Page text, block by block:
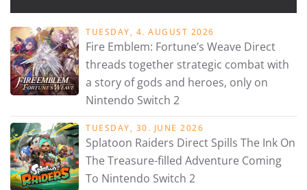
TUESDAY, 4. AUGUST 2026
Fire Emblem: Fortune’s Weave Direct
threads together strategic combat with
a story of gods and heroes, only on
Nintendo Switch 2
TUESDAY, 30. JUNE 2026
Splatoon Raiders Direct Spills The Ink On
The Treasure-filled Adventure Coming
To Nintendo Switch 2